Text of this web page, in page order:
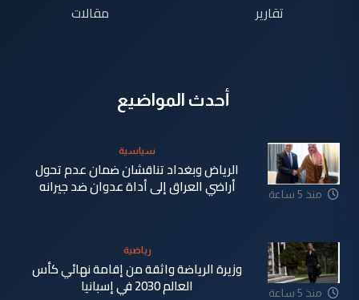
تقارير
مقالات
أحدث المواضيع
منذ 5 ساعة
سياسية
الرياض وبغداد تناقشان ضمان عدم تحول
أراضي العراق إلى أداة عدوان ضد جيرانه
منذ 5 ساعة
رياضية
وزيرة الرياضة واثقة من إقامة نهائي كأس
العالم 2030 في إسبانيا